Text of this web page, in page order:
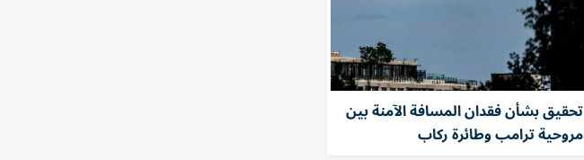
تحقيق بشأن فقدان المسافة الآمنة بين
مروحية ترامب وطائرة ركاب